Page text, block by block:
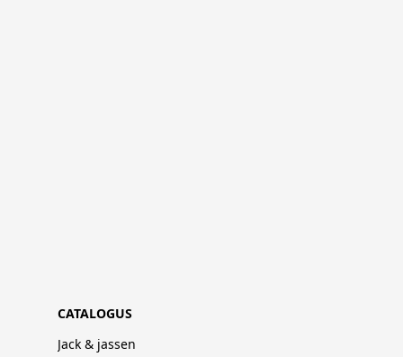
CATALOGUS
Jack & jassen